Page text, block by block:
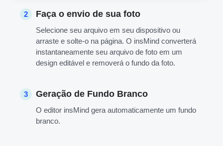
2 Faça o envio de sua foto
Selecione seu arquivo em seu dispositivo ou
arraste e solte-o na página. O insMind converterá
instantaneamente seu arquivo de foto em um
design editável e removerá o fundo da foto.
3 Geração de Fundo Branco
O editor insMind gera automaticamente um fundo
branco.